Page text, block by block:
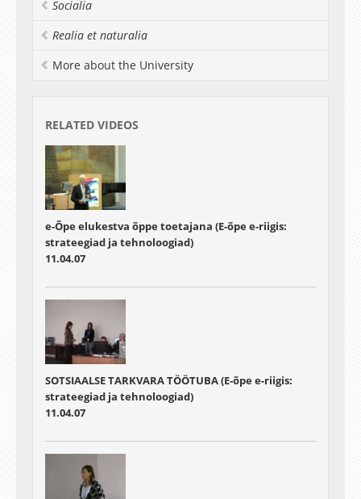
Socialia
Realia et naturalia
More about the University
RELATED VIDEOS
e-Õpe elukestva õppe toetajana (E-õpe e-riigis:
strateegiad ja tehnoloogiad)
11.04.07
SOTSIAALSE TARKVARA TÖÖTUBA (E-õpe e-riigis:
strateegiad ja tehnoloogiad)
11.04.07